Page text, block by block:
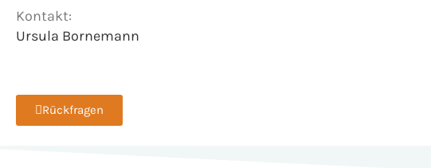
Kontakt:
Ursula Bornemann
Rückfragen